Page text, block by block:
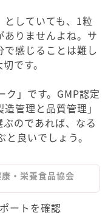
としていても、1粒
りませんよね。サ
感じることは難し
です。
ク」です。GMP認定
管理と品質管理」
のであれば、なる
良いでしょう。
・栄養食品協会
ートを確認